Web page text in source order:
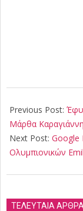
09-
18
Previous Post:
Μάρθα Καραγιάννη
Next Post: Google
Ολυμπιονικών
ΤΕΛΕΥΤΑΙΑ ΑΡΘΡΑ